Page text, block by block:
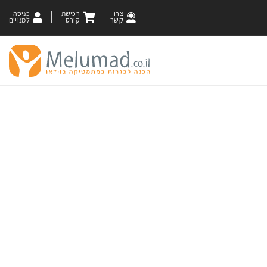
כניסה
למנויים
רכישת
קורס
צרו
קשר